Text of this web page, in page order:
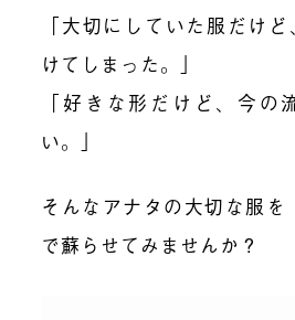
「大切にしていた服だけ
けてしまった。」
「好きな形だけど、今の
い。」
そんなアナタの大切な服を
で蘇らせてみませんか？